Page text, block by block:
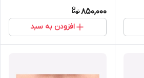
850,000
افزودن به سبد